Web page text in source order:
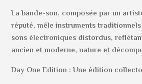
La bande-son, composée par un
réputé, mêle instruments
sons électroniques distordus,
ancien et moderne, nature et
Day One Edition : Une édition